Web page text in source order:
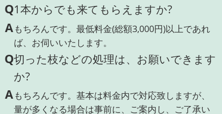
Q1本からでも来てもらえますか?
Aもちろんです。最低料金(総額3,000円)以上であれ
ば、お伺いいたします。
Q切った枝などの処理は、お願いできます
か?
Aもちろんです。基本は料金内で対応致しますが、
量が多くなる場合は事前に、ご案内し、ご了承い